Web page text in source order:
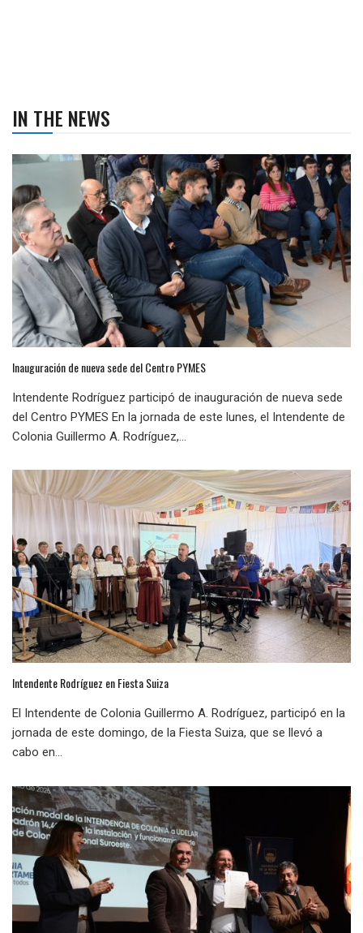
IN THE NEWS
Inauguración de nueva sede del Centro PYMES
Intendente Rodríguez participó de inauguración de nueva sede
del Centro PYMES En la jornada de este lunes, el Intendente de
Colonia Guillermo A. Rodríguez,...
Intendente Rodríguez en Fiesta Suiza
El Intendente de Colonia Guillermo A. Rodríguez, participó en la
jornada de este domingo, de la Fiesta Suiza, que se llevó a
cabo en...